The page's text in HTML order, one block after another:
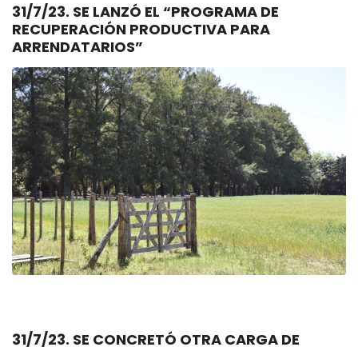
31/7/23. SE LANZÓ EL “PROGRAMA DE
RECUPERACIÓN PRODUCTIVA PARA
ARRENDATARIOS”
31/7/23. SE CONCRETÓ OTRA CARGA DE